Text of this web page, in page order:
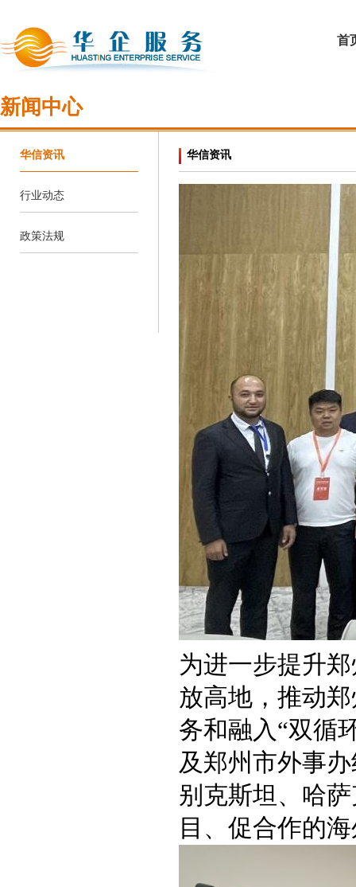
首
新闻中心
华信资讯
行业动态
政策法规
华信资讯
为进一步提升
放高地，推动
务和融入“双循
及郑州市外事
别克斯坦、哈
目、促合作的